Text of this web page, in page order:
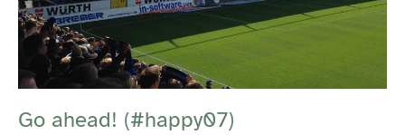
Go ahead! (#happy07)